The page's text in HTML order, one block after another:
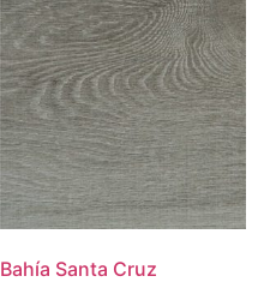
Bahía Santa Cruz